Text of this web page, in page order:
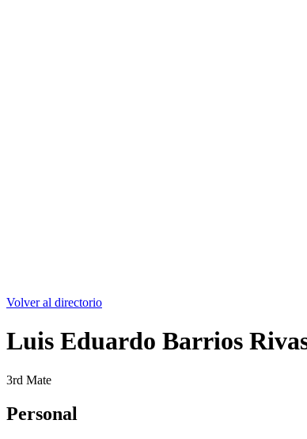
Volver al directorio
Luis Eduardo Barrios
3rd Mate
Personal